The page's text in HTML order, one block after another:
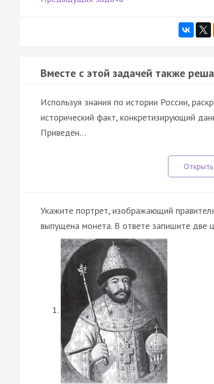
Вместе с этой задачей также
Используя знания по истории России,
исторический факт, конкретизирующий
Приведён…
Укажите портрет, изображающий
выпущена монета. В ответе запишите две